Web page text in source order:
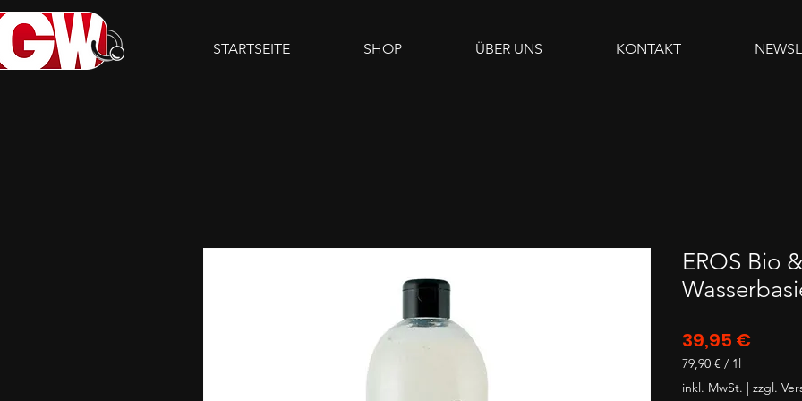
STARTSEITE SHOP ÜBER UNS KONTAKT
EROS Bio
39,95 €
79,90 € / 1l
79,90 €
pro
inkl. MwSt. | zzgl.